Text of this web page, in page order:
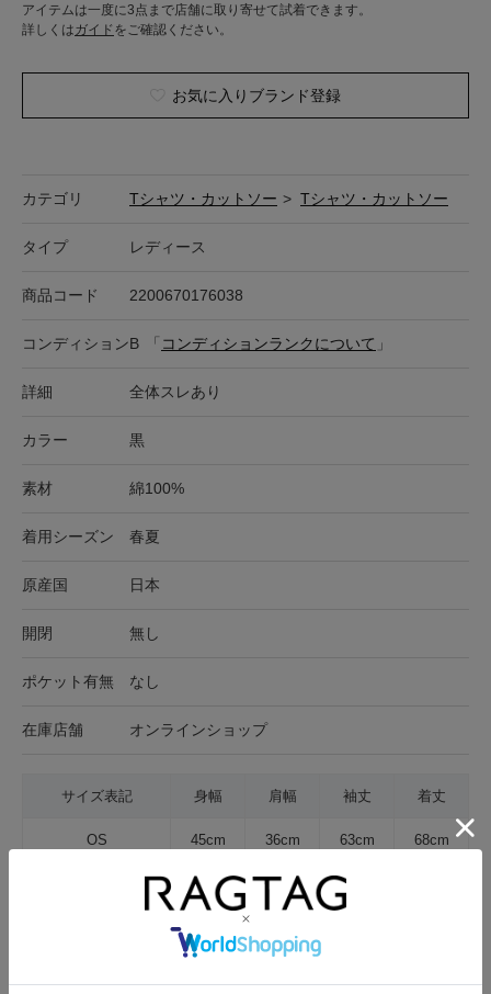
アイテムは一度に3点まで店舗に取り寄せて試着できます。
詳しくはガイド をご確認ください。
お気に入りブランド登録
カテゴリ Tシャツ・カットソー > Tシャツ・カットソー
タイプ レディース
商品コード 2200670176038
コンディションB 「 コンディションランクについて 」
詳細 全体スレあり
カラー 黒
素材 綿100%
着用シーズン 春夏
原産国 日本
開閉 無し
ポケット有無 なし
在庫店舗 オンラインショップ
サイズ表記 身幅 肩幅 袖丈 着丈
OS 45cm 36cm 63cm 68cm
サイズの測り方について
薄手 普通 厚手